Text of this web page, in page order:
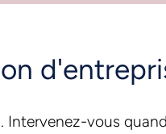
Intervenez-vous